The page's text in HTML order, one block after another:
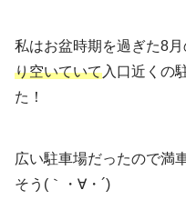
私はお盆時期を過ぎた8
り空いていて入口近くの
た！
広い駐車場だったので満
そう(｀・∀・´)